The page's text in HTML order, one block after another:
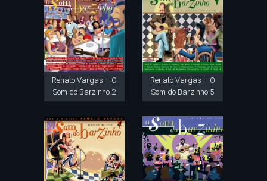
Renato Vargas – O
Som do Barzinho 2
Renato Vargas – O
Som do Barzinho 5